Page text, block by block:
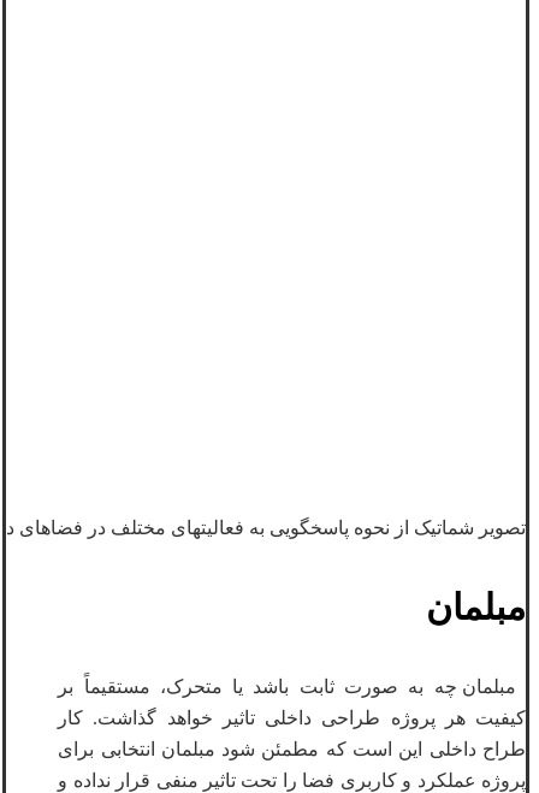
تصویر شماتیک از نحوه پاسخگویی به فعالیتهای مختلف در فضاهای
مبلمان
مبلمان چه به صورت ثابت باشد یا متحرک، مستقیماً بر
کیفیت هر پروژه طراحی داخلی تاثیر خواهد گذاشت. کار
طراح داخلی این است که مطمئن شود مبلمان انتخابی برای
پروژه عملکرد و کاربری فضا را تحت تاثیر منفی قرار نداده و